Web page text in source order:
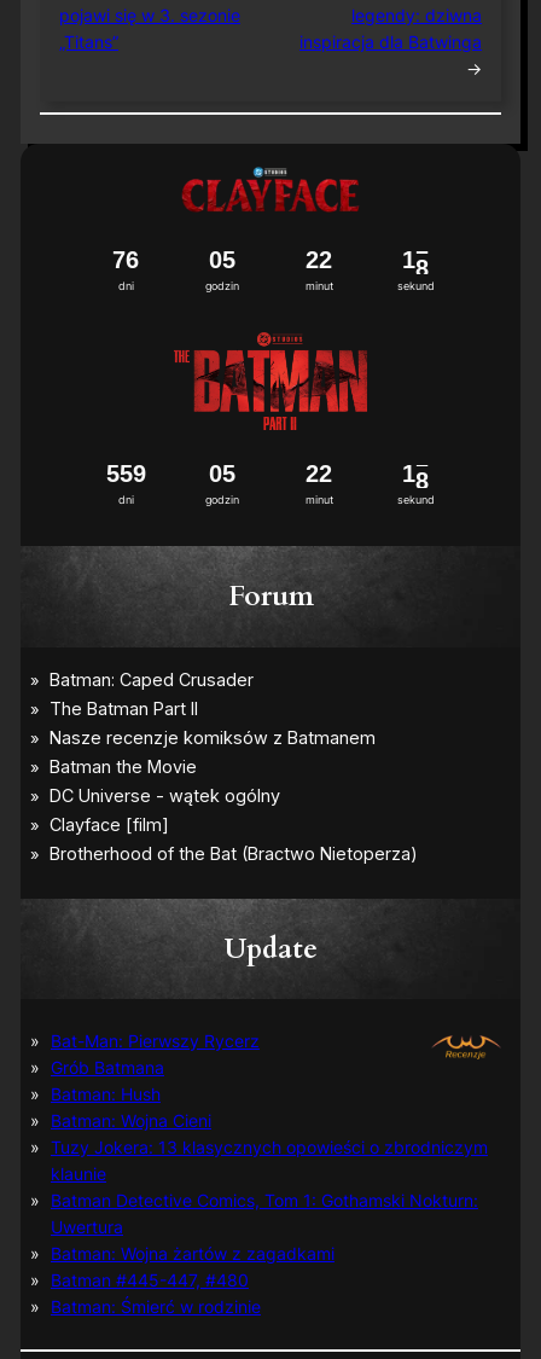
pojawi się w 3. sezonie
„Titans”
legendy: dziwna
inspiracja dla Batwinga
→
dni
76
godzin
05
minut
22
sekund
17
dni
559
godzin
05
minut
22
sekund
17
Forum
Update
Bat-Man: Pierwszy Rycerz
Grób Batmana
Batman: Hush
Batman: Wojna Cieni
Tuzy Jokera: 13 klasycznych opowieści o zbrodniczym
klaunie
Batman Detective Comics, Tom 1: Gothamski Nokturn:
Uwertura
Batman: Wojna żartów z zagadkami
Batman #445-447, #480
Batman: Śmierć w rodzinie